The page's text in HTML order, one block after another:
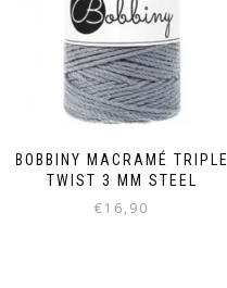
BOBBINY MACRAMÉ TRIPLE
TWIST 3 MM STEEL
€16,90